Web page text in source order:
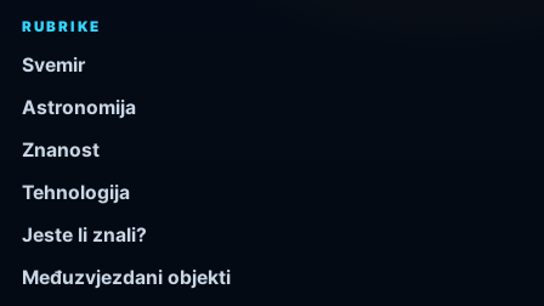
RUBRIKE
Svemir
Astronomija
Znanost
Tehnologija
Jeste li znali?
Međuzvjezdani objekti